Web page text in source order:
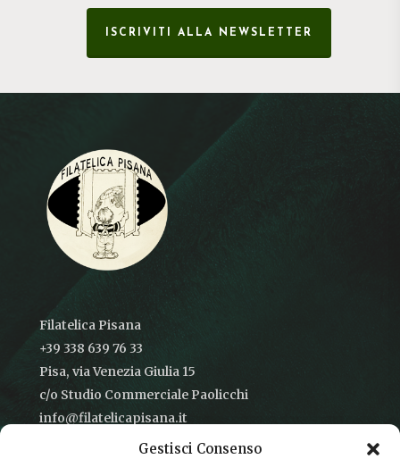
Gestisci Consenso
ISCRIVITI ALLA NEWSLETTER
Filatelica Pisana
+39 338 639 76 33
Pisa, via Venezia Giulia 15
c/o Studio Commerciale Paolicchi
info@filatelicapisana.it